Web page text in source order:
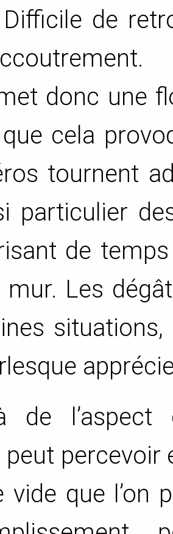
de
donc une
cela
tournent
particulier
de
Les
de l’aspect
percevoir
que l’on